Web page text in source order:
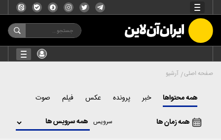
صفحه اصلی آرشیو
همه محتواها خبر پرونده عکس فیلم صوت
همه زمان ها سرویس